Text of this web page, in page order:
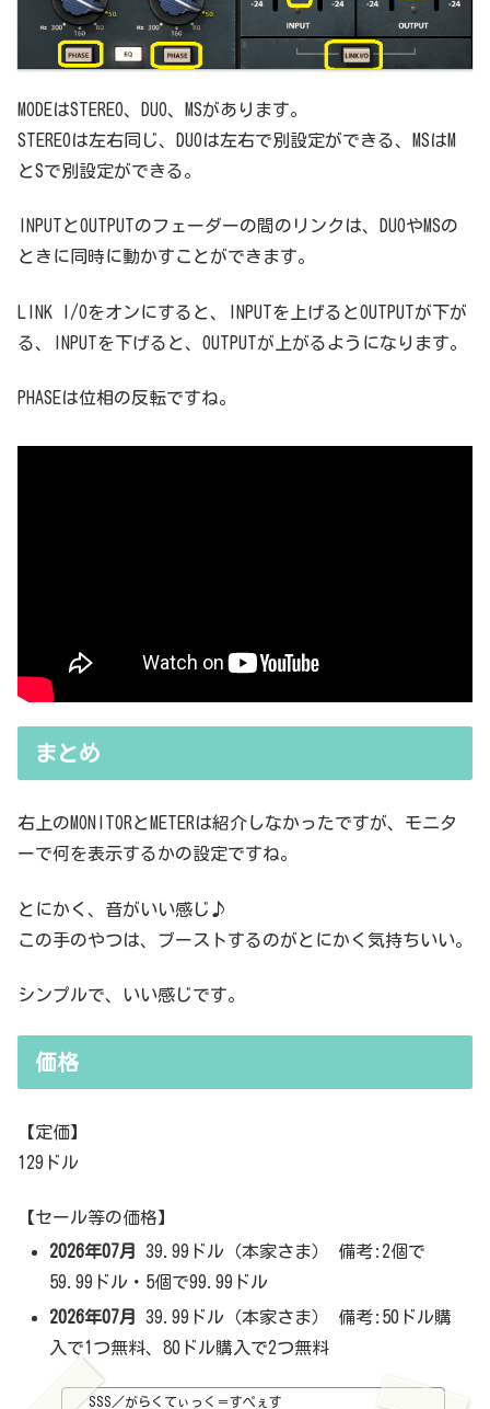
MODEはSTEREO、DUO、MSがあります。
STEREOは左右同じ、DUOは左右で別設定ができる、MSはM
とSで別設定ができる。
INPUTとOUTPUTのフェーダーの間のリンクは、DUOやMSの
ときに同時に動かすことができます。
LINK I/Oをオンにすると、INPUTを上げるとOUTPUTが下が
る、INPUTを下げると、OUTPUTが上がるようになります。
PHASEは位相の反転ですね。
まとめ
右上のMONITORとMETERは紹介しなかったですが、モニタ
ーで何を表示するかの設定ですね。
とにかく、音がいい感じ♪
この手のやつは、ブーストするのがとにかく気持ちいい。
シンプルで、いい感じです。
価格
【定価】
129ドル
【セール等の価格】
2026年07月
39.99ドル（本家さま） 備考:2個で
59.99ドル・5個で99.99ドル
2026年07月
39.99ドル（本家さま） 備考:50ドル購
入で1つ無料、80ドル購入で2つ無料
SSS／がらくてぃっく＝すぺぇす